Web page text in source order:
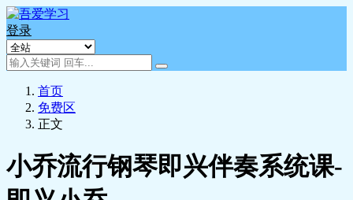
登录
首页
免费区
正文
小乔流行钢琴即兴伴奏系统课-